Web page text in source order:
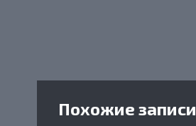
Похожие записи